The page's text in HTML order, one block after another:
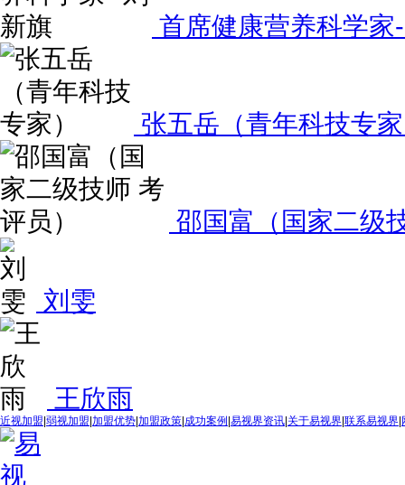
首席健康营养科学家
张五岳（青年科技专
邵国富（国家二级
刘雯
王欣雨
近视加盟 弱视加盟 加盟优势 加盟政策 成功案例 易视界资讯 关于易视界 联系易视界